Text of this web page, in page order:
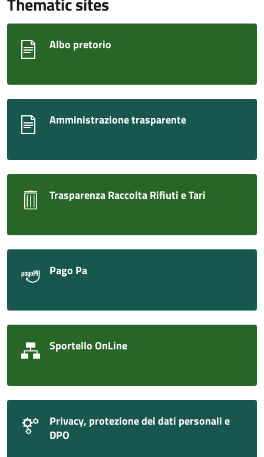
Albo pretorio
Amministrazione trasparente
Trasparenza Raccolta Rifiuti e Tari
Pago Pa
Sportello OnLine
Privacy, protezione dei dati personali e
DPO